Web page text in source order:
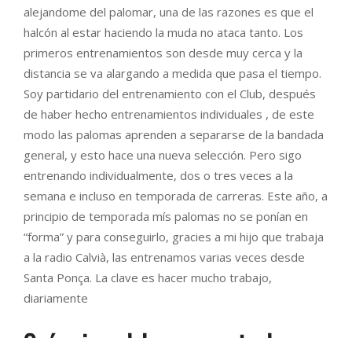
alejandome del palomar, una de las razones es que el
halcón al estar haciendo la muda no ataca tanto. Los
primeros entrenamientos son desde muy cerca y la
distancia se va alargando a medida que pasa el tiempo.
Soy partidario del entrenamiento con el Club, después
de haber hecho entrenamientos individuales , de este
modo las palomas aprenden a separarse de la bandada
general, y esto hace una nueva selección. Pero sigo
entrenando individualmente, dos o tres veces a la
semana e incluso en temporada de carreras. Este año, a
principio de temporada mís palomas no se ponían en
“forma” y para conseguirlo, gracies a mi hijo que trabaja
a la radio Calvià, las entrenamos varias veces desde
Santa Ponça. La clave es hacer mucho trabajo,
diariamente